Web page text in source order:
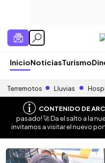
InicioNoticiasTurismo
Terremotos Lluvias
CONTENIDO DE
pasado! 🚀 Da el salto a la
invitamos a visitar el nuevo